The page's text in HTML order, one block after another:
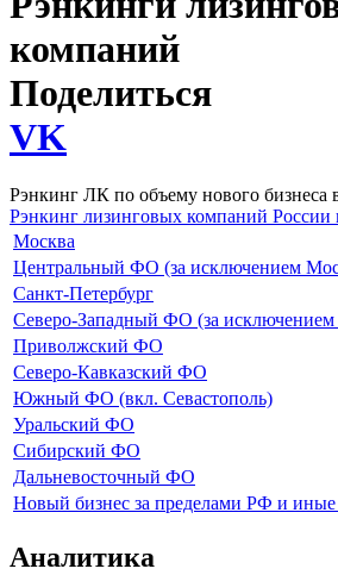
компаний
Поделиться
VK
Рэнкинг ЛК по объему нового бизнеса
Рэнкинг лизинговых компаний России
Москва
Центральный ФО (за исключением
Санкт-Петербург
Северо-Западный ФО (за исключением
Приволжский ФО
Северо-Кавказский ФО
Южный ФО (вкл. Севастополь)
Уральский ФО
Сибирский ФО
Дальневосточный ФО
Новый бизнес за пределами РФ и иные
Аналитика